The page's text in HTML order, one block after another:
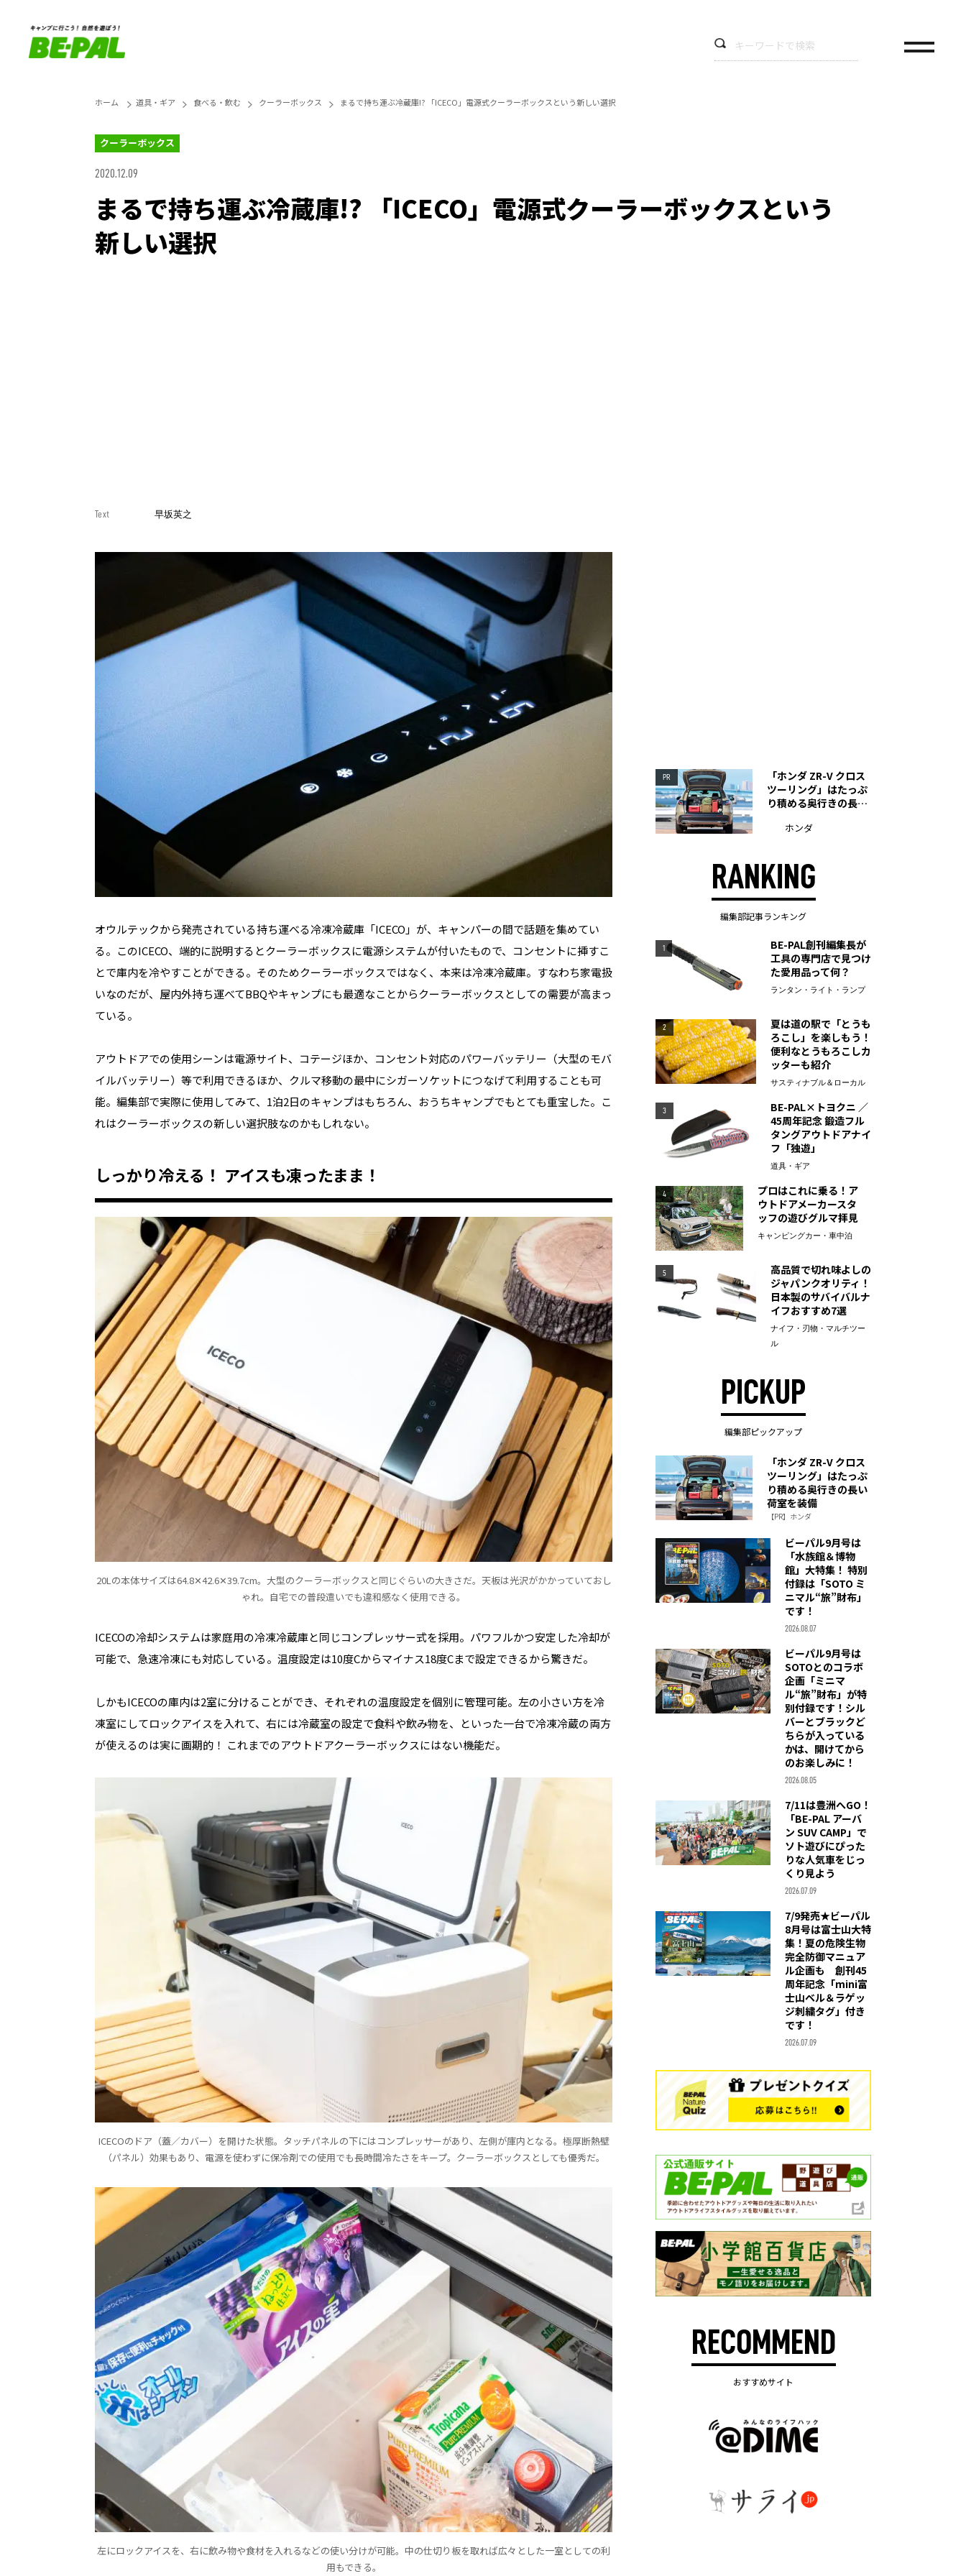
ホーム 道具・ギア 食べる・飲む クーラーボックス まるで持ち運ぶ冷蔵庫!? 「ICECO」電源式クーラーボックスという新しい選択
クーラーボックス
2020.12.09
まるで持ち運ぶ冷蔵庫!? 「ICECO」電源式クーラーボックスという
新しい選択
Text 早坂英之
オウルテックから発売されている持ち運べる冷凍冷蔵庫「ICECO」が、キャンパーの間で話題を集めてい
る。このICECO、端的に説明するとクーラーボックスに電源システムが付いたもので、コンセントに挿すこ
とで庫内を冷やすことができる。そのためクーラーボックスではなく、本来は冷凍冷蔵庫。すなわち家電扱
いなのだが、屋内外持ち運べてBBQやキャンプにも最適なことからクーラーボックスとしての需要が高まっ
ている。
アウトドアでの使用シーンは電源サイト、コテージほか、コンセント対応のパワーバッテリー（大型のモバ
イルバッテリー）等で利用できるほか、クルマ移動の最中にシガーソケットにつなげて利用することも可
能。編集部で実際に使用してみて、1泊2日のキャンプはもちろん、おうちキャンプでもとても重宝した。こ
れはクーラーボックスの新しい選択肢なのかもしれない。
しっかり冷える！ アイスも凍ったまま！
20Lの本体サイズは64.8✕42.6✕39.7cm。大型のクーラーボックスと同じぐらいの大きさだ。天板は光沢がかかっていておし
ゃれ。自宅での普段遣いでも違和感なく使用できる。
ICECOの冷却システムは家庭用の冷凍冷蔵庫と同じコンプレッサー式を採用。パワフルかつ安定した冷却が
可能で、急速冷凍にも対応している。温度設定は10度Cからマイナス18度Cまで設定できるから驚きだ。
しかもICECOの庫内は2室に分けることができ、それぞれの温度設定を個別に管理可能。左の小さい方を冷
凍室にしてロックアイスを入れて、右には冷蔵室の設定で食料や飲み物を、といった一台で冷凍冷蔵の両方
が使えるのは実に画期的！ これまでのアウトドアクーラーボックスにはない機能だ。
ICECOのドア（蓋／カバー）を開けた状態。タッチパネルの下にはコンプレッサーがあり、左側が庫内となる。極厚断熱壁
（パネル）効果もあり、電源を使わずに保冷剤での使用でも長時間冷たさをキープ。クーラーボックスとしても優秀だ。
左にロックアイスを、右に飲み物や食材を入れるなどの使い分けが可能。中の仕切り板を取れば広々とした一室としての利
用もできる。
PR
「ホンダ ZR-V クロス
ツーリング」はたっぷ
り積める奥行きの長い
ホンダ
RANKING
編集部記事ランキング
1
BE-PAL創刊編集長が
工具の専門店で見つけ
た愛用品って何？
ランタン・ライト・ランプ
2
夏は道の駅で「とうも
ろこし」を楽しもう！
便利なとうもろこしカ
ッターも紹介
サスティナブル＆ローカル
3
BE-PAL×トヨクニ ／
45周年記念 鍛造フル
タングアウトドアナイ
フ「独遊」
道具・ギア
4
プロはこれに乗る！ア
ウトドアメーカースタ
ッフの遊びグルマ拝見
キャンピングカー・車中泊
5
高品質で切れ味よしの
ジャパンクオリティ！
日本製のサバイバルナ
イフおすすめ7選
ナイフ・刃物・マルチツー
ル
PICKUP
編集部ピックアップ
「ホンダ ZR-V クロス
ツーリング」はたっぷ
り積める奥行きの長い
荷室を装備
【PR】ホンダ
ビーパル9月号は
「水族館＆博物
館」大特集！ 特別
付録は「SOTO ミ
ニマル“旅”財布」
です！
2026.08.07
ビーパル9月号は
SOTOとのコラボ
企画「ミニマ
ル“旅”財布」が特
別付録です！シル
バーとブラックど
ちらが入っている
かは、開けてから
のお楽しみに！
2026.08.05
7/11は豊洲へGO！
「BE-PAL アーバ
ン SUV CAMP」で
ソト遊びにぴった
りな人気車をじっ
くり見よう
2026.07.09
7/9発売★ビーパル
8月号は富士山大特
集！夏の危険生物
完全防御マニュア
ル企画も 創刊45
周年記念「mini富
士山ベル＆ラゲッ
ジ刺繍タグ」付き
です！
2026.07.09
RECOMMEND
おすすめサイト